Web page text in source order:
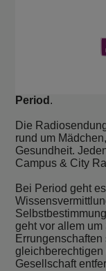
Period .
Die
rund um
Gesundheit.
Campus & City
Bei Period geht
geht vor allem
Gesellschaft